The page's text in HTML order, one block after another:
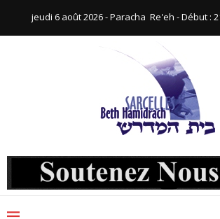
jeudi 6 août 2026 - Paracha ‪ Re'eh‬ - Début :